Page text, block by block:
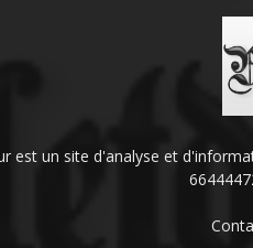
est un site d'analyse et